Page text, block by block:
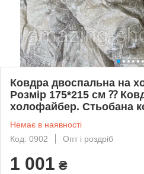
Ковдра двоспальна на
Розмір 175*215 см ⁇
холофайбер. Стьобана
Немає в наявності
Код: 0902
Опт і роздріб
1 001 ₴